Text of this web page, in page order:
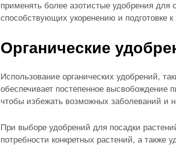
применять более азотистые удобрения для
способствующих укоренению и подготовке к
Органические
Использование органических удобрений,
обеспечивает постепенное высвобождение
чтобы избежать возможных заболеваний и
При выборе удобрений для посадки
потребности конкретных растений, а также